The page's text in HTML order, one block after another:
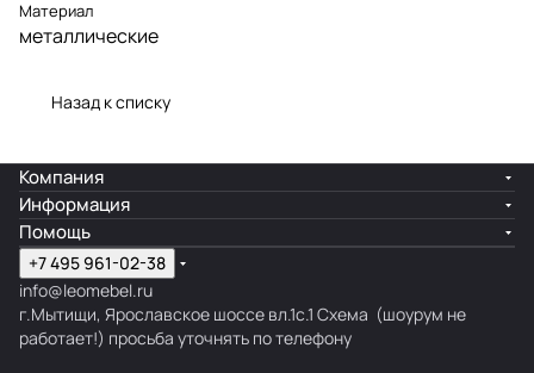
Материал
металлические
Назад к списку
Компания
Информация
Помощь
+7 495 961-02-38
info@leomebel.ru
г.Мытищи, Ярославское шоссе вл.1с.1 Схема (шоурум не
работает!) просьба уточнять по телефону